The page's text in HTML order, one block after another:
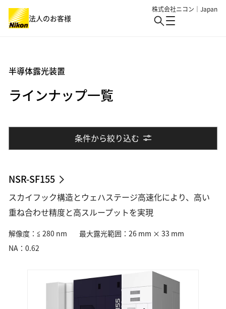
法人のお客様
株式会社ニコン｜Japan
製品・サービス
製品・サービス : Top
アイケア
産業・特注
ロボット制御
産業用観察・検査
測量・測位
宇宙・天体機器
半導体・FPD
業界
半導体・エレクトロニクス
バイオ・メディカル
自動車・航空・宇宙
総合トップ
個人のお客様
カメラ、レンズ、双眼鏡、補聴器など日常を豊かに彩る商品・ソ
リューション
企業情報、サステナビリティ、投資家情報から、今を伝える最新
半導体露光装置
ラインナップ一覧
条件から絞り込む
NSR-SF155
スカイフック構造とウェハステージ高速化により、高い
重ね合わせ精度と高スループットを実現
解像度：≦ 280 nm
最大露光範囲：26 mm × 33 mm
NA：0.62